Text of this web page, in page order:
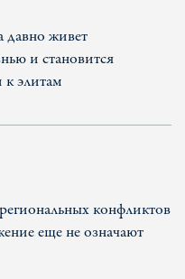
живет
и становится
элитам
конфликтов
еще не означают